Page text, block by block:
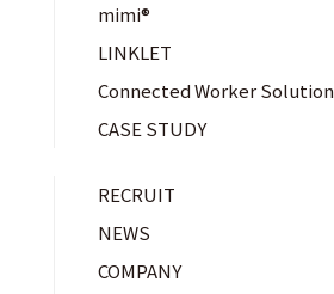
mimi®︎
LINKLET
Connected Worker Solution
CASE STUDY
RECRUIT
NEWS
COMPANY